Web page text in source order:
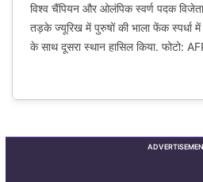
विश्व चैंपियन और ओलंपिक स्वर्ण पदक
तड़के ज्यूरिख में पुरुषों की भाला फेंक स्पर्धा
के साथ दूसरा स्थान हासिल किया. फोटो: